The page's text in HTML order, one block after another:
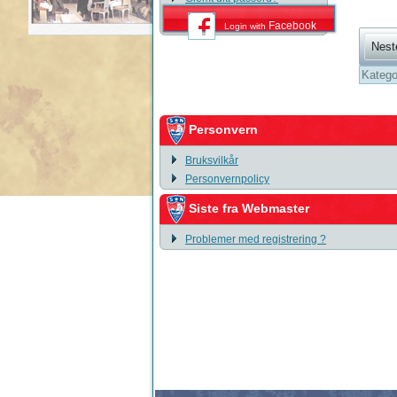
Login with Facebook
Personvern
Bruksvilkår
Personvernpolicy
Siste fra Webmaster
Problemer med registrering ?